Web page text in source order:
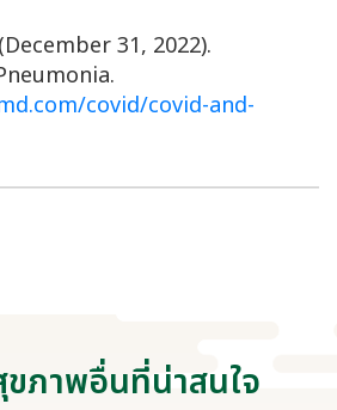
31, 2022).
covid/covid-and-
ภาพอื่นที่น่าสนใจ